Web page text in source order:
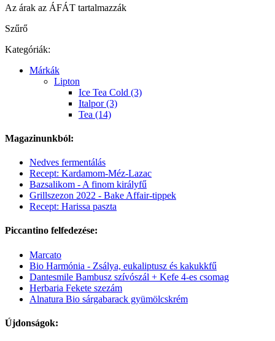
Az árak az ÁFÁT tartalmazzák
Szűrő
Kategóriák:
Márkák
Lipton
Ice Tea Cold (3)
Italpor (3)
Tea (14)
Magazinunkból:
Nedves fermentálás
Recept: Kardamom-Méz-Lazac
Bazsalikom - A finom királyfű
Grillszezon 2022 - Bake Affair-tippek
Recept: Harissa paszta
Piccantino felfedezése:
Marcato
Bio Harmónia - Zsálya, eukaliptusz és kakukkfű
Dantesmile Bambusz szívószál + Kefe 4-es csomag
Herbaria Fekete szezám
Alnatura Bio sárgabarack gyümölcskrém
Újdonságok: